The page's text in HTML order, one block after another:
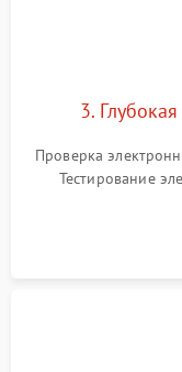
3.
Проверка
Тестирование
температуры и
жерновов